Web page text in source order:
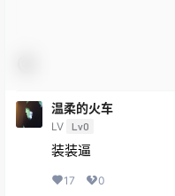
温柔的火车
LV Lv0
装装逼
17 0